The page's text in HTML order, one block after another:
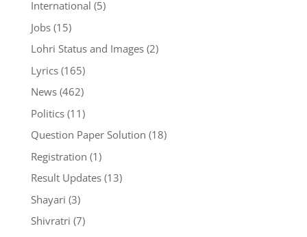
International (5)
Jobs(15)
Lohri Status and Images(2)
Lyrics(165)
News(462)
Politics(11)
Question Paper Solution (18)
Registration (1)
Result Updates(13)
Shayari (3)
Shivratri (7)